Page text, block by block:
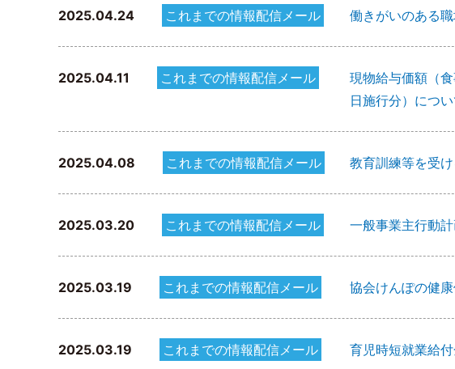
2025.04.24 これまでの情報配信メール 働きがいのある
2025.04.11 これまでの情報配信メール
現物給与価額（
日施行分）につい
2025.04.08 これまでの情報配信メール 教育訓練等を受
2025.03.20 これまでの情報配信メール 一般事業主行動
2025.03.19 これまでの情報配信メール 協会けんぽの健
2025.03.19 これまでの情報配信メール 育児時短就業給